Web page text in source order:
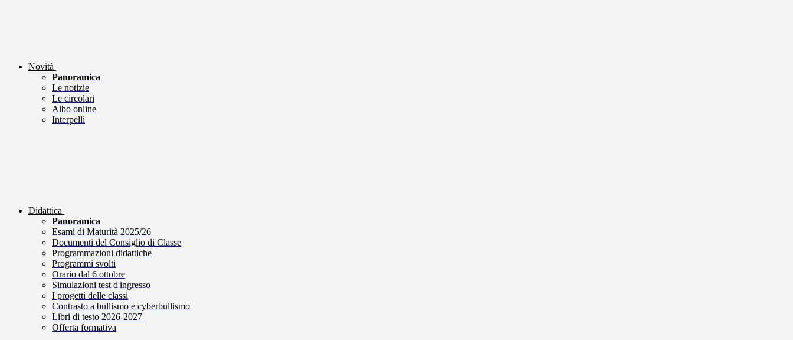
Novità
Panoramica
Le notizie
Le circolari
Albo online
Interpelli
Didattica
Panoramica
Esami di Maturità 2025/26
Documenti del Consiglio di Classe
Programmazioni didattiche
Programmi svolti
Orario dal 6 ottobre
Simulazioni test d'ingresso
I progetti delle classi
Contrasto a bullismo e cyberbullismo
Libri di testo 2026-2027
Offerta formativa